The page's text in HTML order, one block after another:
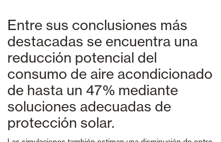
Entre sus conclusiones más
destacadas se encuentra una
reducción potencial del
consumo de aire acondicionado
de hasta un 47% mediante
soluciones adecuadas de
protección solar.